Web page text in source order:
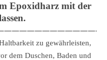
Epoxidharz mit der
zu gewährleisten,
dem Duschen, Baden und